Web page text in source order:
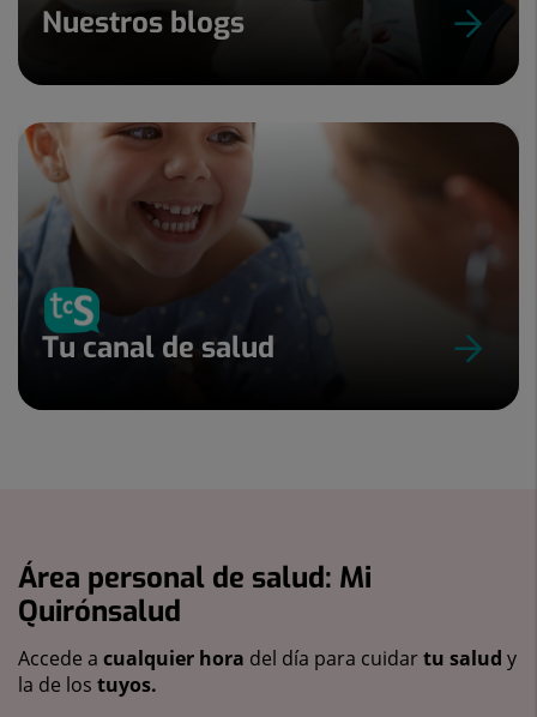
Nuestros blogs
Tu canal de salud
Área personal de salud: Mi
Quirónsalud
Accede a cualquier hora del día para cuidartu salud y
la de los tuyos.